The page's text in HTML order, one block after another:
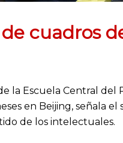
cuadros
la Escuela Central del
en Beijing, señala el
de los intelectuales.